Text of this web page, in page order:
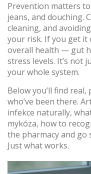
Prevention matters
jeans, and douching.
cleaning, and
your risk. If you get it
overall health — gut
stress levels. It’s not
your whole system.
Below you’ll find
who’ve been there.
infekce naturally,
mykóza, how to
the pharmacy and
Just what works.